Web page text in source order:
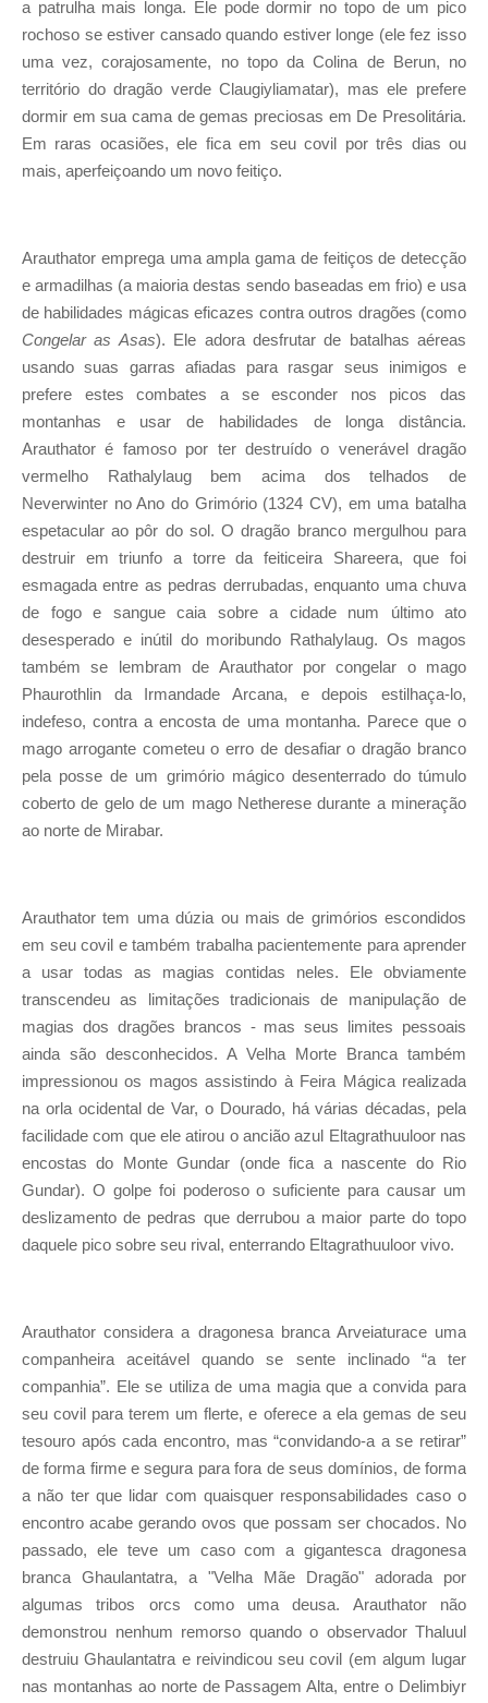
a patrulha mais longa. Ele pode dormir no topo de um pico
rochoso se estiver cansado quando estiver longe (ele fez isso
uma vez, corajosamente, no topo da Colina de Berun, no
território do dragão verde Claugiyliamatar), mas ele prefere
dormir em sua cama de gemas preciosas em De Presolitária.
Em raras ocasiões, ele fica em seu covil por três dias ou
mais, aperfeiçoando um novo feitiço.
Arauthator emprega uma ampla gama de feitiços de detecção
e armadilhas (a maioria destas sendo baseadas em frio) e usa
de habilidades mágicas eficazes contra outros dragões (como
Congelar as Asas). Ele adora desfrutar de batalhas aéreas
usando suas garras afiadas para rasgar seus inimigos e
prefere estes combates a se esconder nos picos das
montanhas e usar de habilidades de longa distância.
Arauthator é famoso por ter destruído o venerável dragão
vermelho Rathalylaug bem acima dos telhados de
Neverwinter no Ano do Grimório (1324 CV), em uma batalha
espetacular ao pôr do sol. O dragão branco mergulhou para
destruir em triunfo a torre da feiticeira Shareera, que foi
esmagada entre as pedras derrubadas, enquanto uma chuva
de fogo e sangue caia sobre a cidade num último ato
desesperado e inútil do moribundo Rathalylaug. Os magos
também se lembram de Arauthator por congelar o mago
Phaurothlin da Irmandade Arcana, e depois estilhaça-lo,
indefeso, contra a encosta de uma montanha. Parece que o
mago arrogante cometeu o erro de desafiar o dragão branco
pela posse de um grimório mágico desenterrado do túmulo
coberto de gelo de um mago Netherese durante a mineração
ao norte de Mirabar.
Arauthator tem uma dúzia ou mais de grimórios escondidos
em seu covil e também trabalha pacientemente para aprender
a usar todas as magias contidas neles. Ele obviamente
transcendeu as limitações tradicionais de manipulação de
magias dos dragões brancos - mas seus limites pessoais
ainda são desconhecidos. A Velha Morte Branca também
impressionou os magos assistindo à Feira Mágica realizada
na orla ocidental de Var, o Dourado, há várias décadas, pela
facilidade com que ele atirou o ancião azul Eltagrathuuloor nas
encostas do Monte Gundar (onde fica a nascente do Rio
Gundar). O golpe foi poderoso o suficiente para causar um
deslizamento de pedras que derrubou a maior parte do topo
daquele pico sobre seu rival, enterrando Eltagrathuuloor vivo.
Arauthator considera a dragonesa branca Arveiaturace uma
companheira aceitável quando se sente inclinado “a ter
companhia”. Ele se utiliza de uma magia que a convida para
seu covil para terem um flerte, e oferece a ela gemas de seu
tesouro após cada encontro, mas “convidando-a a se retirar”
de forma firme e segura para fora de seus domínios, de forma
a não ter que lidar com quaisquer responsabilidades caso o
encontro acabe gerando ovos que possam ser chocados. No
passado, ele teve um caso com a gigantesca dragonesa
branca Ghaulantatra, a "Velha Mãe Dragão" adorada por
algumas tribos orcs como uma deusa. Arauthator não
demonstrou nenhum remorso quando o observador Thaluul
destruiu Ghaulantatra e reivindicou seu covil (em algum lugar
nas montanhas ao norte de Passagem Alta, entre o Delimbiyr